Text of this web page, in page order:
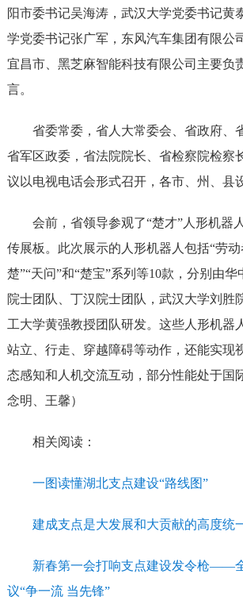
阳市委书记吴海涛，武汉大学党委书记黄
学党委书记张广军，东风汽车集团有限公
宜昌市、黑芝麻智能科技有限公司主要负
言。
省委常委，省人大常委会、省政府、
省军区政委，省法院院长、省检察院检察
议以电视电话会形式召开，各市、州、县
会前，省领导参观了“楚才”人形机器
传展板。此次展示的人形机器人包括“劳动
楚”“天问”和“楚宝”系列等10款，分别由
院士团队、丁汉院士团队，武汉大学刘胜
工大学黄强教授团队研发。这些人形机器
站立、行走、穿越障碍等动作，还能实现
态感知和人机交流互动，部分性能处于国
念明、王馨）
相关阅读：
一图读懂湖北支点建设“路线图”
建成支点是大发展和大贡献的高度统
新春第一会打响支点建设发令枪——
议“争一流 当先锋”